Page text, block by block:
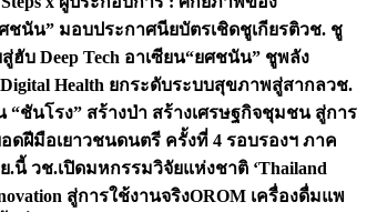
ชนัน” มอบประกาศนียบัตรเชิดชูเกียรติวช. ชู
บ Deep Tech อาเซียน“ยศชนัน” ชูพลัง
Health ยกระดับระบบสุขภาพสู่สากลวช.
“ชันโรง” สร้างป่า สร้างเศรษฐกิจชุมชน สู่การ
ฝีมือเยาวชนดนตรี ครั้งที่ 4 รอบรองฯ ภาค
ย.นี้ วช.เปิดมหกรรมวิจัยแห่งชาติ ‘Thailand
สู่การใช้งานจริงOROM เครื่องดื่มแพ